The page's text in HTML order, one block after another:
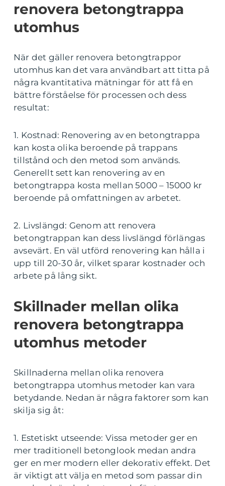
renovera betongtrappa
utomhus
När det gäller renovera betongtrappor
utomhus kan det vara användbart att titta på
några kvantitativa mätningar för att få en
bättre förståelse för processen och dess
resultat:
1. Kostnad: Renovering av en betongtrappa
kan kosta olika beroende på trappans
tillstånd och den metod som används.
Generellt sett kan renovering av en
betongtrappa kosta mellan 5000 – 15000 kr
beroende på omfattningen av arbetet.
2. Livslängd: Genom att renovera
betongtrappan kan dess livslängd förlängas
avsevärt. En väl utförd renovering kan hålla i
upp till 20-30 år, vilket sparar kostnader och
arbete på lång sikt.
Skillnader mellan olika
renovera betongtrappa
utomhus metoder
Skillnaderna mellan olika renovera
betongtrappa utomhus metoder kan vara
betydande. Nedan är några faktorer som kan
skilja sig åt:
1. Estetiskt utseende: Vissa metoder ger en
mer traditionell betonglook medan andra
ger en mer modern eller dekorativ effekt. Det
är viktigt att välja en metod som passar din